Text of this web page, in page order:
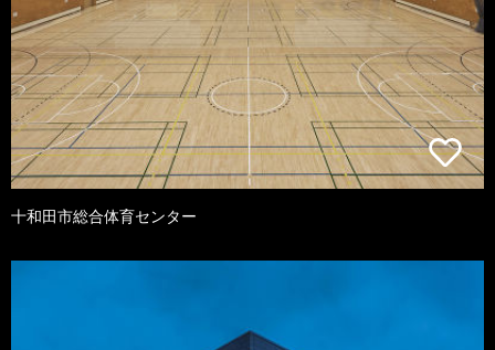
十和田市総合体育センター